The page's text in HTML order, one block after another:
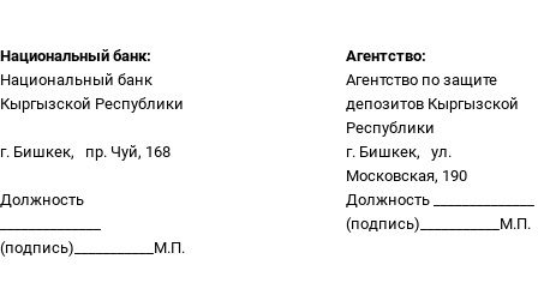
Национальный банк:
Агентство:
Национальный банк
Кыргызской Республики
Агентство по защите
депозитов Кыргызской
Республики
г. Бишкек,
пр. Чуй, 168 г. Бишкек,
ул.
Московская, 190
Должность
(подпись)___________М.П.
Должность ______________
(подпись)___________М.П.